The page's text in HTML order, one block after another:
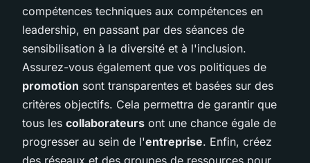
compétences techniques aux compétences en
leadership, en passant par des séances de
sensibilisation à la diversité et à l'inclusion.
Assurez-vous également que vos politiques de
promotion sont transparentes et basées sur des
critères objectifs. Cela permettra de garantir que
tous les collaborateurs ont une chance égale de
progresser au sein de l'entreprise. Enfin, créez
des réseaux et des groupes de ressources pour